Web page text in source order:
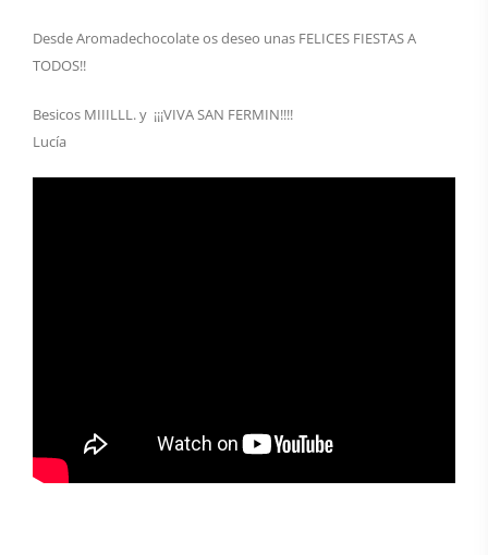
Desde Aromadechocolate os deseo unas FELICES FIESTAS A
TODOS!!
Besicos MIIILLL. y ¡¡¡VIVA SAN FERMIN!!!!
Lucía